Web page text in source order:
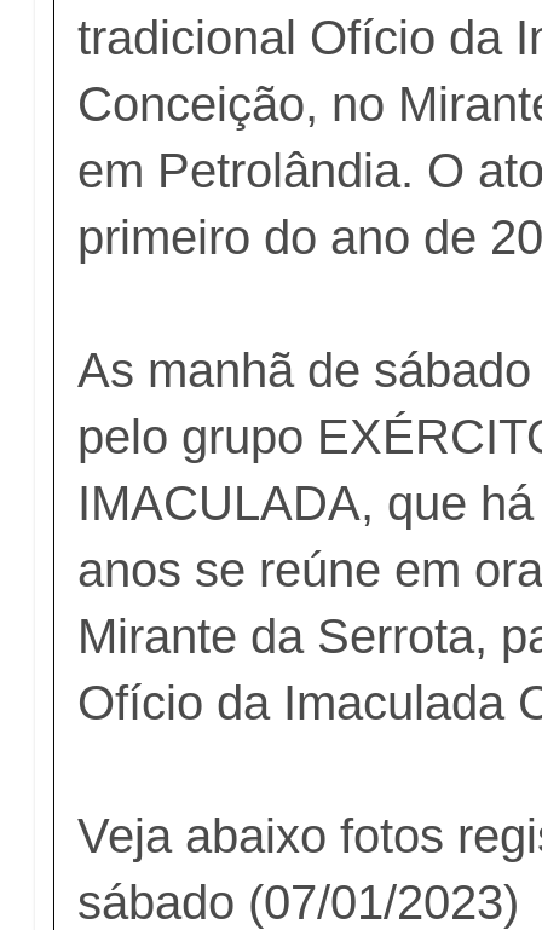
tradicional Ofício da
Conceição, no
em Petrolândia. O
primeiro do ano de
As manhã de
pelo grupo
IMACULADA, que
anos se reúne em
Mirante da Serrota,
Ofício da Imaculada
Veja abaixo fotos
sábado (07/01/2023)